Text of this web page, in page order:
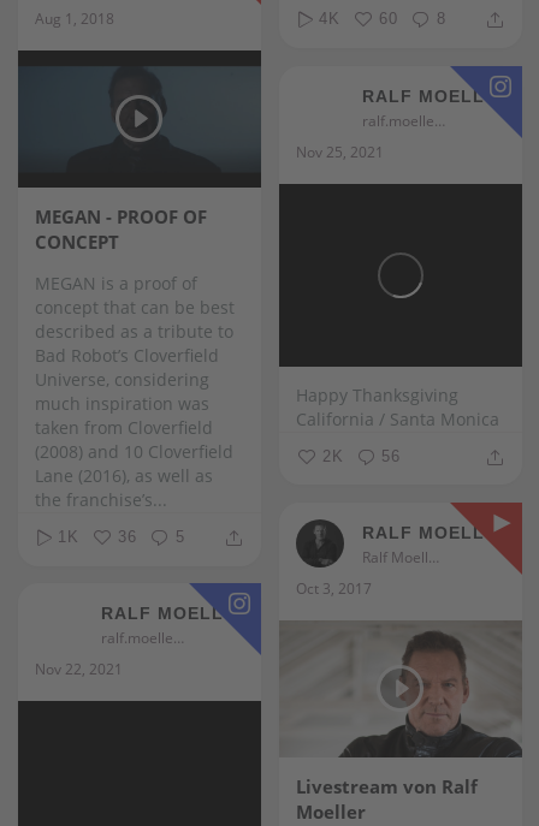
4K 60 8
Aug 1, 2018
MEGAN - PROOF OF
CONCEPT
MEGAN is a proof of
concept that can be best
described as a tribute to
Bad Robot’s Cloverfield
Universe, considering
much inspiration was
taken from Cloverfield
(2008) and 10 Cloverfield
Lane (2016), as well as
the franchise’s...
1K 36 5
RALF MOELLER
ralf.moeller
Nov 25, 2021
Happy Thanksgiving
California / Santa Monica
2K 56
RALF MOELLER
Ralf Moeller
Oct 3, 2017
Livestream von Ralf
Moeller
RALF MOELLER
ralf.moeller
Nov 22, 2021